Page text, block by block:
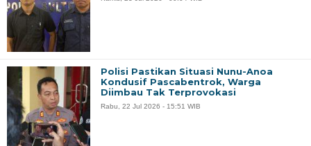
Polisi Pastikan Situasi Nunu-Anoa
Kondusif Pascabentrok, Warga
Diimbau Tak Terprovokasi
Rabu, 22 Jul 2026 - 15:51 WIB